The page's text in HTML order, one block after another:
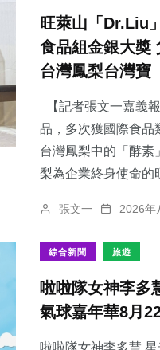
旺萊山「Dr.Liu
食品組金銀大獎
台灣鳳梨台灣寶
【記者張文一嘉義
品，多次獲國際食品
台灣鳳梨中的「酵素
梨為企業終身使命的
張文一 2026年
綜合新聞 旅遊
啦啦隊女神李多
氣球嘉年華8月
啦啦隊女神李多慧